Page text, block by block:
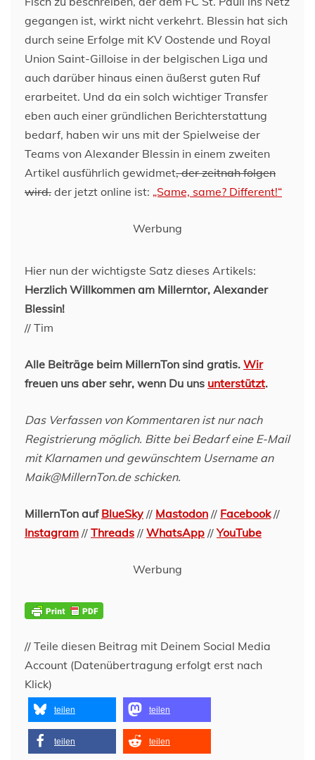
gegangen ist, wirkt nicht verkehrt. Blessin hat sich
durch seine Erfolge mit KV Oostende und Royal
Union Saint-Gilloise in der belgischen Liga und
auch darüber hinaus einen äußerst guten Ruf
erarbeitet. Und da ein solch wichtiger Transfer
eben auch einer gründlichen Berichterstattung
bedarf, haben wir uns mit der Spielweise der
Teams von Alexander Blessin in einem zweiten
Artikel ausführlich gewidmet, der zeitnah folgen
wird. der jetzt online ist: „Same, same? Different!“
Werbung
Hier nun der wichtigste Satz dieses Artikels:
Herzlich Willkommen am Millerntor, Alexander
Blessin!
// Tim
Alle Beiträge beim MillernTon sind gratis. Wir
freuen uns aber sehr, wenn Du uns unterstützt.
Das Verfassen von Kommentaren ist nur nach
Registrierung möglich. Bitte bei Bedarf eine E-Mail
mit Klarnamen und gewünschtem Username an
Maik@MillernTon.de schicken.
MillernTon auf BlueSky // Mastodon // Facebook//
Instagram // Threads // WhatsApp //YouTube
Werbung
// Teile diesen Beitrag mit Deinem Social Media
Account (Datenübertragung erfolgt erst nach
Klick)
teilen teilen
teilen teilen